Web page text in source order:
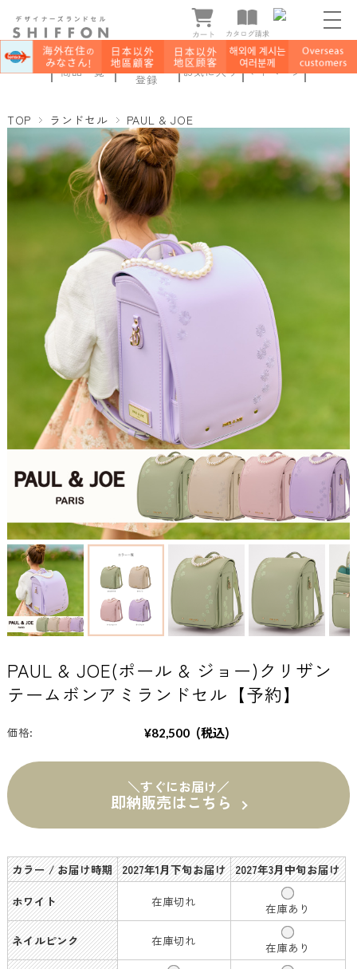
商品一覧
新規会員
登録
お気に入り マイページ
TOP ランドセル PAUL & JOE
PAUL & JOE(ポール & ジョー)クリザン
テームボンアミランドセル【予約】
価格: ¥82,500 (税込)
＼すぐにお届け／
即納販売はこちら
カラー / お届け時期 2027年1月下旬お届け 2027年3月中旬お届け
ホワイト
在庫切れ
在庫あり
ネイルピンク
在庫切れ
在庫あり